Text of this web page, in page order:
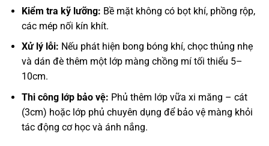
Kiểm tra kỹ lưỡng: Bề mặt không có bọt khí, phồng rộp,
các mép nối kín khít.
Xử lý lỗi: Nếu phát hiện bong bóng khí, chọc thủng nhẹ
và dán đè thêm một lớp màng chồng mí tối thiểu 5–
10cm.
Thi công lớp bảo vệ: Phủ thêm lớp vữa xi măng – cát
(3cm) hoặc lớp phủ chuyên dụng để bảo vệ màng khỏi
tác động cơ học và ánh nắng.